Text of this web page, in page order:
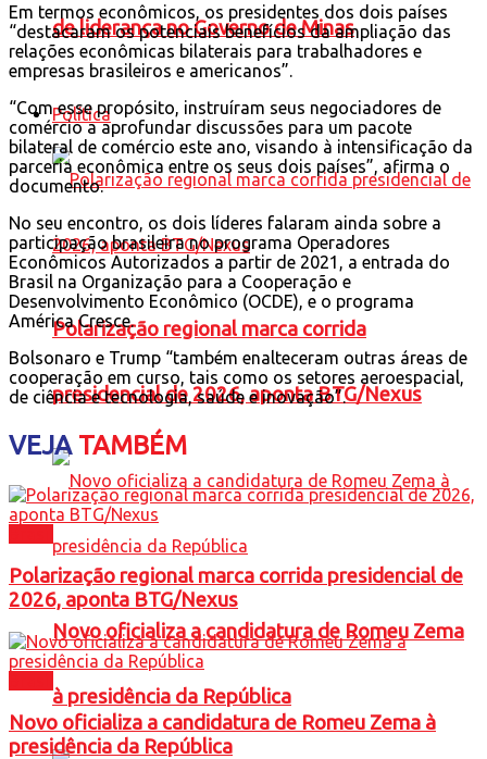
de liderança no Governo de Minas
Política
Polarização regional marca corrida
presidencial de 2026, aponta BTG/Nexus
Novo oficializa a candidatura de Romeu Zema
à presidência da República
Em termos econômicos, os presidentes dos dois países
“destacaram os potenciais benefícios da ampliação das
relações econômicas bilaterais para trabalhadores e
empresas brasileiros e americanos”.
“Com esse propósito, instruíram seus negociadores de
comércio a aprofundar discussões para um pacote
bilateral de comércio este ano, visando à intensificação da
parceria econômica entre os seus dois países”, afirma o
documento.
No seu encontro, os dois líderes falaram ainda sobre a
participação brasileira no programa Operadores
Econômicos Autorizados a partir de 2021, a entrada do
Brasil na Organização para a Cooperação e
Desenvolvimento Econômico (OCDE), e o programa
América Cresce.
Bolsonaro e Trump “também enalteceram outras áreas de
cooperação em curso, tais como os setores aeroespacial,
de ciência e tecnologia, saúde e inovação”.
VEJATAMBÉM
Polarização regional marca corrida presidencial de
2026, aponta BTG/Nexus
Novo oficializa a candidatura de Romeu Zema à
presidência da República